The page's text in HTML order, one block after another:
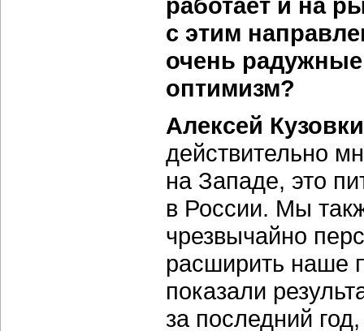
с этим
очень
оптимизм?
Алексей
действительно
на Западе, это
в России. Мы
чрезвычайно
расширить наше
показали
за последний